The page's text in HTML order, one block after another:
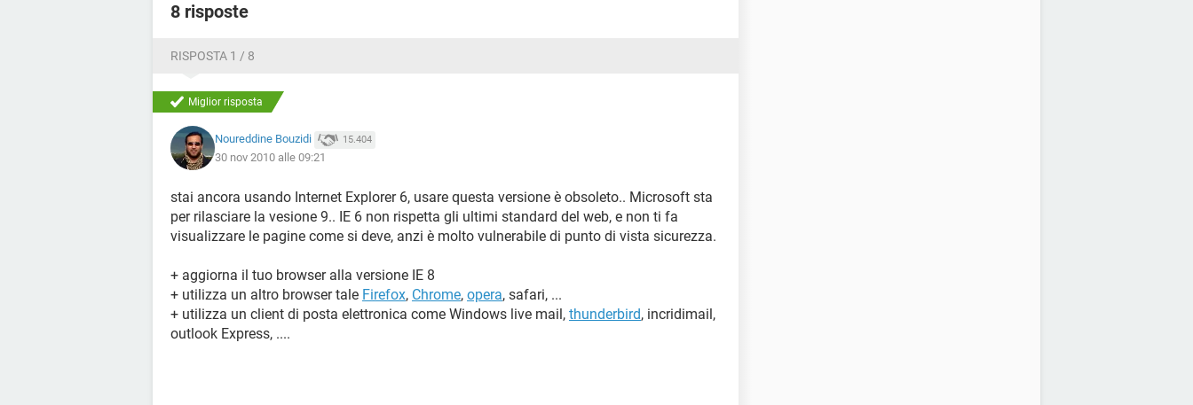
8 risposte
RISPOSTA 1 / 8
Miglior risposta
Noureddine Bouzidi 15.404
30 nov 2010 alle 09:21
stai ancora usando Internet Explorer 6, usare questa versione è obsoleto.. Microsoft sta
per rilasciare la vesione 9.. IE 6 non rispetta gli ultimi standard del web, e non ti fa
visualizzare le pagine come si deve, anzi è molto vulnerabile di punto di vista sicurezza.
+ aggiorna il tuo browser alla versione IE 8
+ utilizza un altro browser tale Firefox, Chrome, opera, safari, ...
+ utilizza un client di posta elettronica come Windows live mail, thunderbird, incridimail,
outlook Express, ....